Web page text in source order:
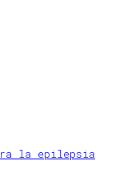
la epilepsia